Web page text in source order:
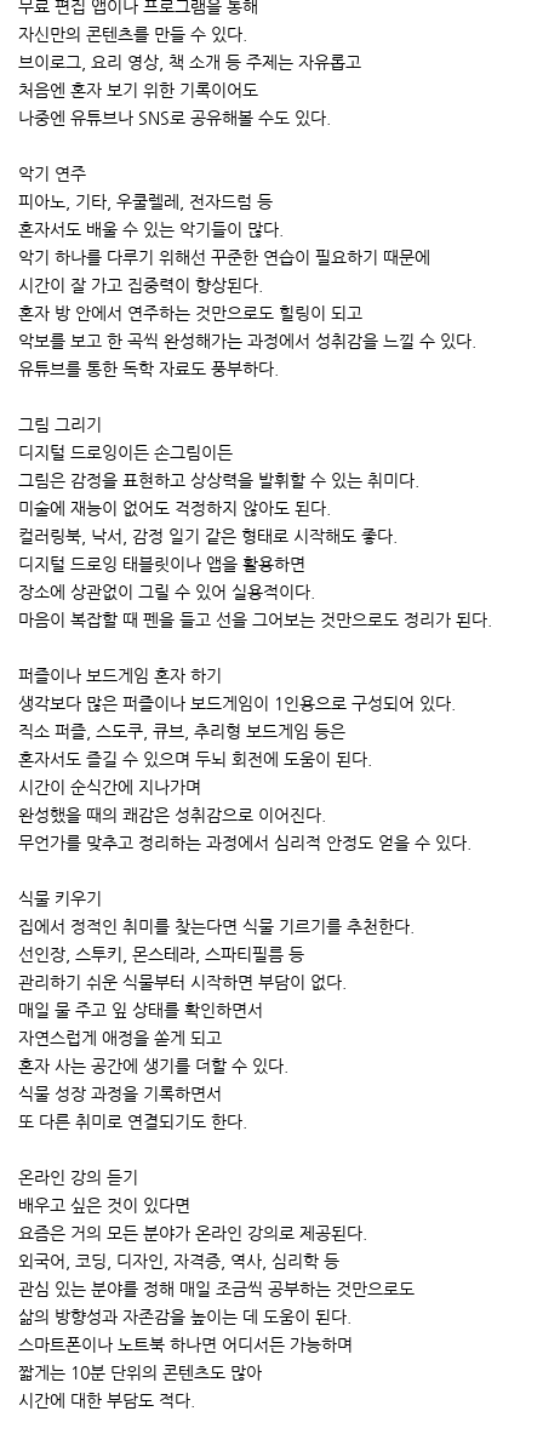
무료 편집 앱이나 프로그램을 통해
자신만의 콘텐츠를 만들 수 있다.
브이로그, 요리 영상, 책 소개 등 주제는 자유롭고
처음엔 혼자 보기 위한 기록이어도
나중엔 유튜브나 SNS로 공유해볼 수도 있다.
악기 연주
피아노, 기타, 우쿨렐레, 전자드럼 등
혼자서도 배울 수 있는 악기들이 많다.
악기 하나를 다루기 위해선 꾸준한 연습이 필요하기 때문에
시간이 잘 가고 집중력이 향상된다.
혼자 방 안에서 연주하는 것만으로도 힐링이 되고
악보를 보고 한 곡씩 완성해가는 과정에서 성취감을 느낄 수 있다.
유튜브를 통한 독학 자료도 풍부하다.
그림 그리기
디지털 드로잉이든 손그림이든
그림은 감정을 표현하고 상상력을 발휘할 수 있는 취미다.
미술에 재능이 없어도 걱정하지 않아도 된다.
컬러링북, 낙서, 감정 일기 같은 형태로 시작해도 좋다.
디지털 드로잉 태블릿이나 앱을 활용하면
장소에 상관없이 그릴 수 있어 실용적이다.
마음이 복잡할 때 펜을 들고 선을 그어보는 것만으로도 정리가 된다.
퍼즐이나 보드게임 혼자 하기
생각보다 많은 퍼즐이나 보드게임이 1인용으로 구성되어 있다.
직소 퍼즐, 스도쿠, 큐브, 추리형 보드게임 등은
혼자서도 즐길 수 있으며 두뇌 회전에 도움이 된다.
시간이 순식간에 지나가며
완성했을 때의 쾌감은 성취감으로 이어진다.
무언가를 맞추고 정리하는 과정에서 심리적 안정도 얻을 수 있다.
식물 키우기
집에서 정적인 취미를 찾는다면 식물 기르기를 추천한다.
선인장, 스투키, 몬스테라, 스파티필름 등
관리하기 쉬운 식물부터 시작하면 부담이 없다.
매일 물 주고 잎 상태를 확인하면서
자연스럽게 애정을 쏟게 되고
혼자 사는 공간에 생기를 더할 수 있다.
식물 성장 과정을 기록하면서
또 다른 취미로 연결되기도 한다.
온라인 강의 듣기
배우고 싶은 것이 있다면
요즘은 거의 모든 분야가 온라인 강의로 제공된다.
외국어, 코딩, 디자인, 자격증, 역사, 심리학 등
관심 있는 분야를 정해 매일 조금씩 공부하는 것만으로도
삶의 방향성과 자존감을 높이는 데 도움이 된다.
스마트폰이나 노트북 하나면 어디서든 가능하며
짧게는 10분 단위의 콘텐츠도 많아
시간에 대한 부담도 적다.